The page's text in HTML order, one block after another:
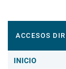
ACCESOS
INICIO